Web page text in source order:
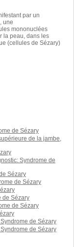
par un
une
mononuclées
la peau, dans les
(cellules de Sézary)